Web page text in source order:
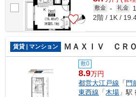
敷金 - 礼金
2階 / 1K /
賃貸 | マンション ＭＡＸＩＶ ＣＲ
敷0
8.9万円
都営大江戸線 「 門
東西線 「木場 」駅